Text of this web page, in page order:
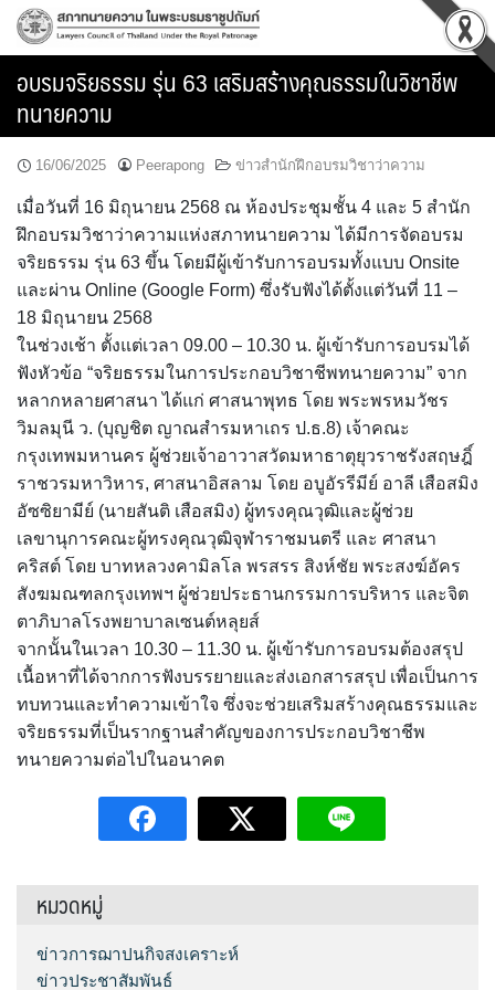
Skip
อบรมจริยธรรม รุ่น 63 เสริมสร้างคุณธรรมในวิชาชีพ
ทนายความ
16/06/2025 Peerapong ข่าวสำนักฝึกอบรมวิชาว่าความ
เมื่อวันที่ 16 มิถุนายน 2568 ณ ห้องประชุมชั้น 4 และ 5 สำนัก
ฝึกอบรมวิชาว่าความแห่งสภาทนายความ ได้มีการจัดอบรม
จริยธรรม รุ่น 63 ขึ้น โดยมีผู้เข้ารับการอบรมทั้งแบบ Onsite
และผ่าน Online (Google Form) ซึ่งรับฟังได้ตั้งแต่วันที่ 11 –
18 มิถุนายน 2568
ในช่วงเช้า ตั้งแต่เวลา 09.00 – 10.30 น. ผู้เข้ารับการอบรมได้
ฟังหัวข้อ “จริยธรรมในการประกอบวิชาชีพทนายความ” จาก
หลากหลายศาสนา ได้แก่ ศาสนาพุทธ โดย พระพรหมวัชร
วิมลมุนี ว. (บุญชิต ญาณสำรมหาเถร ป.ธ.8) เจ้าคณะ
กรุงเทพมหานคร ผู้ช่วยเจ้าอาวาสวัดมหาธาตุยุวราชรังสฤษฎิ์
ราชวรมหาวิหาร, ศาสนาอิสลาม โดย อบูอัรรีมีย์ อาลี เสือสมิง
อัซซิยามีย์ (นายสันติ เสือสมิง) ผู้ทรงคุณวุฒิและผู้ช่วย
เลขานุการคณะผู้ทรงคุณวุฒิจุฬาราชมนตรี และ ศาสนา
คริสต์ โดย บาทหลวงคามิลโล พรสรร สิงห์ชัย พระสงฆ์อัคร
สังฆมณฑลกรุงเทพฯ ผู้ช่วยประธานกรรมการบริหาร และจิต
ตาภิบาลโรงพยาบาลเซนต์หลุยส์
จากนั้นในเวลา 10.30 – 11.30 น. ผู้เข้ารับการอบรมต้องสรุป
เนื้อหาที่ได้จากการฟังบรรยายและส่งเอกสารสรุป เพื่อเป็นการ
ทบทวนและทำความเข้าใจ ซึ่งจะช่วยเสริมสร้างคุณธรรมและ
จริยธรรมที่เป็นรากฐานสำคัญของการประกอบวิชาชีพ
ทนายความต่อไปในอนาคต
หมวดหมู่
ข่าวการฌาปนกิจสงเคราะห์
ข่าวประชาสัมพันธ์